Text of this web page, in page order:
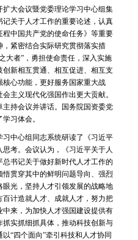
大会议暨党委理论学习中心组集
关于人才工作的重要论述，认真
中国共产党的使命任务》等重要
紧密结合实际研究贯彻落实措
大者”，勇担使命责任，深入实施
新相互贯通、相互促进、相互支
心功能，更好服务国家重大战
主义现代化强国作出更大贡献。
持会议并讲话。国务院国资委党
习体会。
中心组同志系统研读了《习近平
考。会议认为，《习近平关于人
书记关于做好新时代人才工作的
贯穿其中的鲜明问题导向、强烈
光，坚持人才引领发展的战略地
计造就人才、成就人才，努力把
来，为加快人才强国建设提供有
实抓细抓具体，推动科技创新与
“四个面向”牵引科技和人才协同